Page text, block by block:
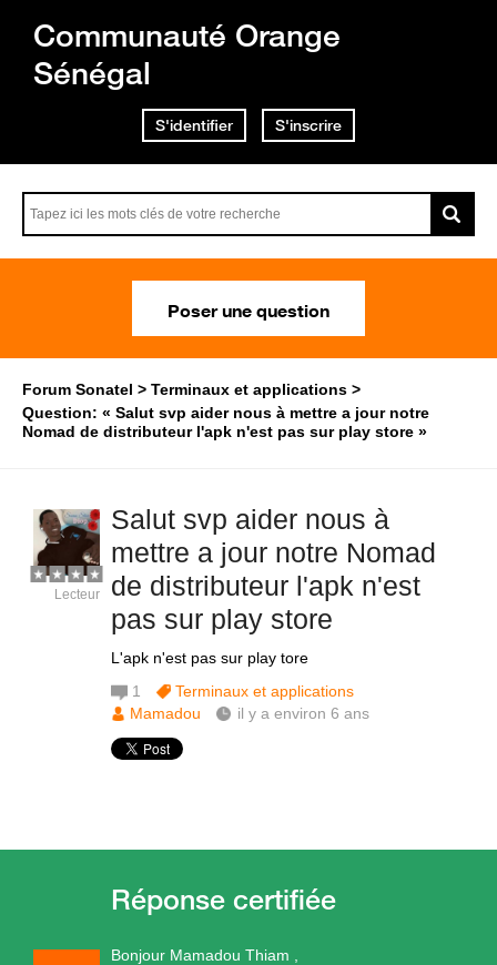
Communauté Orange
Sénégal
S'identifier S'inscrire
Poser une question
Forum Sonatel
Terminaux et applications
Question: « Salut svp aider nous à mettre a jour notre
Nomad de distributeur l'apk n'est pas sur play store »
Salut svp aider nous à
mettre a jour notre Nomad
de distributeur l'apk n'est
pas sur play store
L'apk n'est pas sur play tore
Lecteur
1
Terminaux et applications
Mamadou
il y a environ 6 ans
Bonjour Mamadou Thiam ,